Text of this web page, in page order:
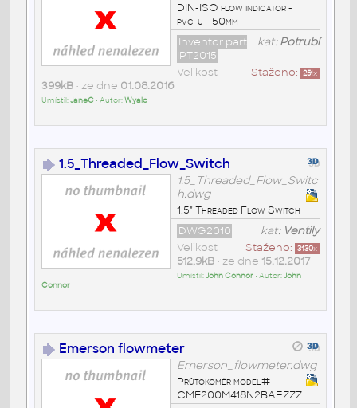
DIN-ISO flow indicator -
pvc-u - 50mm
kat:Potrubí
Inventor part
IPT2015
Staženo: 251x
Velikost
399kB• ze dne 01.08.2016
Umístil:JaneC• Autor:Wyalo
1.5_Threaded_Flow_Switch
1.5_Threaded_Flow_Switc
h.dwg
1.5" Threaded Flow Switch
kat: Ventily
DWG2010
Staženo: 3130x
Velikost
512,9kB• ze dne 15.12.2017
Umístil:John Connor• Autor:John
Connor
Emerson flowmeter
Emerson_flowmeter.dwg
Průtokoměr model#
CMF200M418N2BAEZZZ